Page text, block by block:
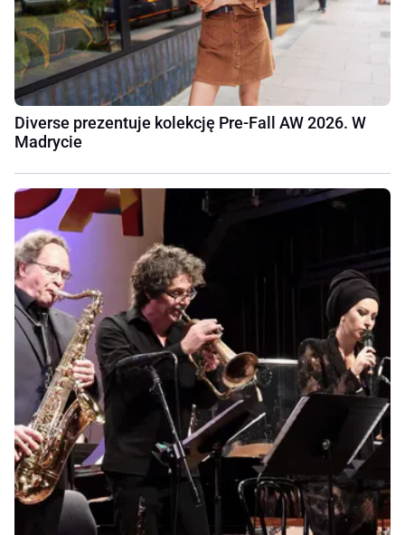
Diverse prezentuje kolekcję Pre-Fall AW 2026. W
Madrycie